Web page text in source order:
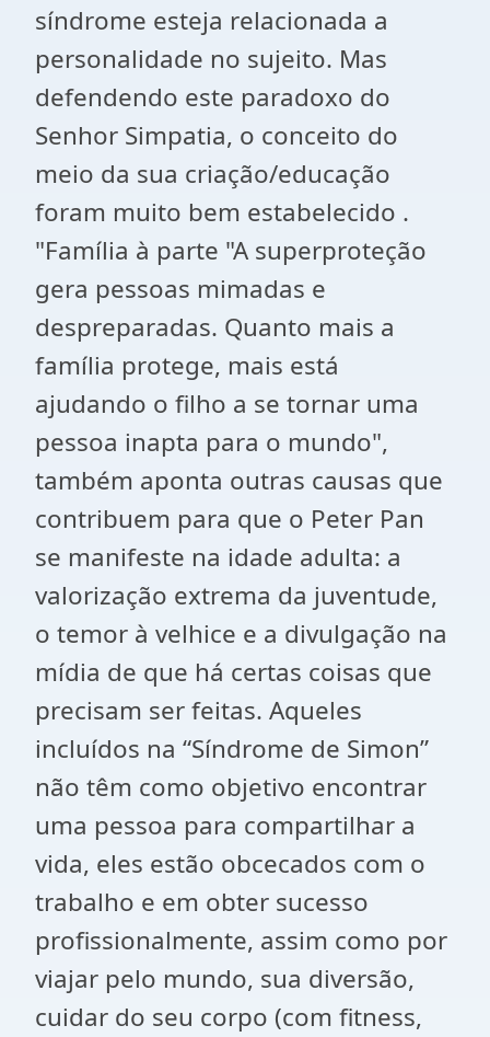
síndrome esteja relacionada a
personalidade no sujeito. Mas
defendendo este paradoxo do
Senhor Simpatia, o conceito do
meio da sua criação/educação
foram muito bem estabelecido .
"Família à parte "A superproteção
gera pessoas mimadas e
despreparadas. Quanto mais a
família protege, mais está
ajudando o filho a se tornar uma
pessoa inapta para o mundo",
também aponta outras causas que
contribuem para que o Peter Pan
se manifeste na idade adulta: a
valorização extrema da juventude,
o temor à velhice e a divulgação na
mídia de que há certas coisas que
precisam ser feitas. Aqueles
incluídos na “Síndrome de Simon”
não têm como objetivo encontrar
uma pessoa para compartilhar a
vida, eles estão obcecados com o
trabalho e em obter sucesso
profissionalmente, assim como por
viajar pelo mundo, sua diversão,
cuidar do seu corpo (com fitness,